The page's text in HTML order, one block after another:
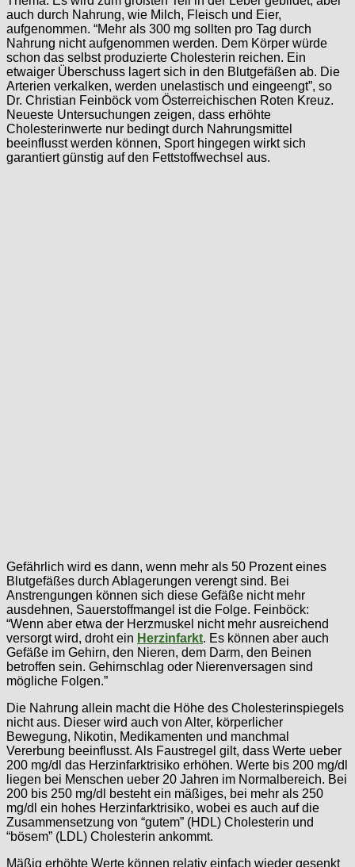
auch durch Nahrung, wie Milch, Fleisch und Eier,
aufgenommen. “Mehr als 300 mg sollten pro Tag durch
Nahrung nicht aufgenommen werden. Dem Körper würde
schon das selbst produzierte Cholesterin reichen. Ein
etwaiger Überschuss lagert sich in den Blutgefäßen ab. Die
Arterien verkalken, werden unelastisch und eingeengt”, so
Dr. Christian Feinböck vom Österreichischen Roten Kreuz.
Neueste Untersuchungen zeigen, dass erhöhte
Cholesterinwerte nur bedingt durch Nahrungsmittel
beeinflusst werden können, Sport hingegen wirkt sich
garantiert günstig auf den Fettstoffwechsel aus.
Gefährlich wird es dann, wenn mehr als 50 Prozent eines
Blutgefäßes durch Ablagerungen verengt sind. Bei
Anstrengungen können sich diese Gefäße nicht mehr
ausdehnen, Sauerstoffmangel ist die Folge. Feinböck:
“Wenn aber etwa der Herzmuskel nicht mehr ausreichend
versorgt wird, droht ein Herzinfarkt. Es können aber auch
Gefäße im Gehirn, den Nieren, dem Darm, den Beinen
betroffen sein. Gehirnschlag oder Nierenversagen sind
mögliche Folgen.”
Die Nahrung allein macht die Höhe des Cholesterinspiegels
nicht aus. Dieser wird auch von Alter, körperlicher
Bewegung, Nikotin, Medikamenten und manchmal
Vererbung beeinflusst. Als Faustregel gilt, dass Werte ueber
200 mg/dl das Herzinfarktrisiko erhöhen. Werte bis 200 mg/dl
liegen bei Menschen ueber 20 Jahren im Normalbereich. Bei
200 bis 250 mg/dl besteht ein mäßiges, bei mehr als 250
mg/dl ein hohes Herzinfarktrisiko, wobei es auch auf die
Zusammensetzung von “gutem” (HDL) Cholesterin und
“bösem” (LDL) Cholesterin ankommt.
Mäßig erhöhte Werte können relativ einfach wieder gesenkt